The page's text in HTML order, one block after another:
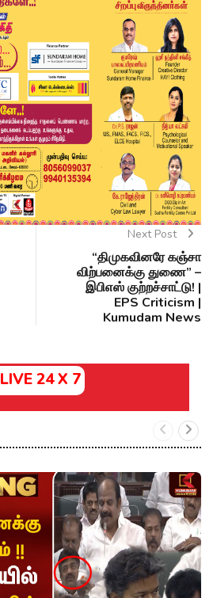
Next Post
“திமுகவினரே கஞ்சா
விற்பனைக்கு துணை” –
இபிஎஸ் குற்றச்சாட்டு! |
EPS Criticism |
Kumudam News
LIVE 24 X 7